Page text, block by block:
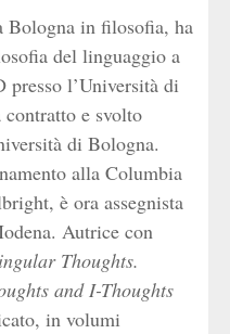
Bologna in filosofia, ha
del linguaggio a
presso l’Università di
e svolto
di Bologna.
alla Columbia
è ora assegnista
Autrice con
Thoughts.
and I-Thoughts
in volumi